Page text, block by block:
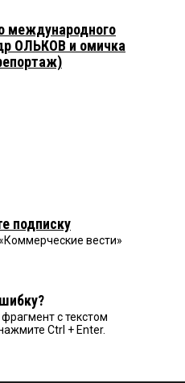
международного
ОЛЬКОВ и омичка
подписку
вести»
с текстом
Ctrl + Enter.